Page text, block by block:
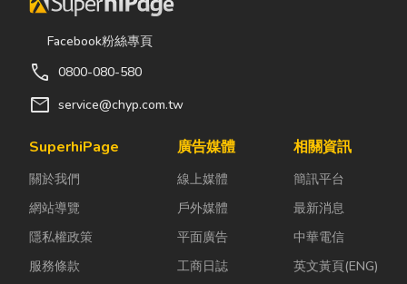
麼？」。相較
於西洋情人
了東方的浪漫
色彩與儀式
著生活節奏加
因工作繁忙而
忘記節日，或
是苦惱於「七
不到的地方持
間： 精品包、
藏最怕潮濕，
好，發霉、
僅能快速排除
長家電使用壽
命，降...
Facebook粉絲專頁
call 0800-080-580
mail service@chyp.com.tw
SuperhiPage
關於我們
網站導覽
隱私權政策
服務條款
廣告媒體
線上媒體
戶外媒體
平面廣告
工商日誌
相關資訊
簡訊平台
最新消息
中華電信
英文黃頁(ENG)